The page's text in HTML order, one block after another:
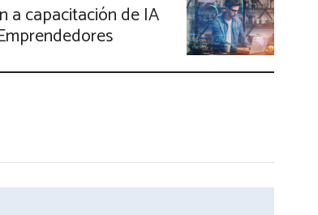
a capacitación de IA